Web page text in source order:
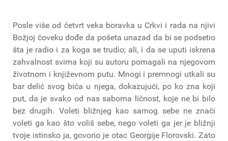
Posle više od četvrt veka boravka u Crkvi i rada na njivi
Božjoj čoveku dođe da pošeta unazad da bi se podsetio
šta je radio i za koga se trudio; ali, i da se uputi iskrena
zahvalnost svima koji su autoru pomagali na njegovom
životnom i književnom putu. Mnogi i premnogi utkali su
bar delić svog bića u njega, dokazujući, po ko zna koji
put, da je svako od nas saborna ličnost, koje ne bi bilo
bez drugih. Voleti bližnjeg kao samog sebe ne znači
voleti ga kao što voliš sebe, nego voleti ga jer je bližnji
tvoje istinsko ja, govorio je otac Georgije Florovski. Zato